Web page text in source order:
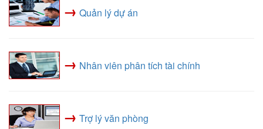
→ Quản lý dự án
→ Nhân viên phân tích tài chính
→ Trợ lý văn phòng